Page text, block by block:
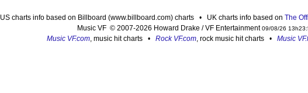
US charts info based on Billboard (www.billboard.com) charts • UK charts info based on The
Music VF © 2007-2026 Howard Drake / VF Entertainment09/08/26
Music VF.com, music hit charts • Rock VF.com, rock music hit charts • Music